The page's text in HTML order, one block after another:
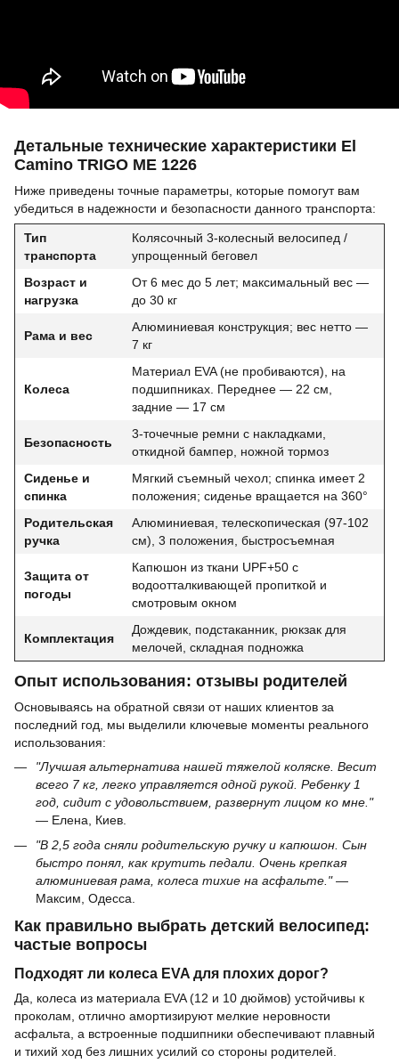
Детальные технические характеристики El
Camino TRIGO ME 1226
Ниже приведены точные параметры, которые помогут вам
убедиться в надежности и безопасности данного транспорта:
Тип
транспорта
Колясочный 3-колесный велосипед /
упрощенный беговел
Возраст и
нагрузка
От 6 мес до 5 лет; максимальный вес —
до 30 кг
Рама и вес
Алюминиевая конструкция; вес нетто —
7 кг
Колеса
Материал EVA (не пробиваются), на
подшипниках. Переднее — 22 см,
задние — 17 см
Безопасность
3-точечные ремни с накладками,
откидной бампер, ножной тормоз
Сиденье и
спинка
Мягкий съемный чехол; спинка имеет 2
положения; сиденье вращается на 360°
Родительская
ручка
Алюминиевая, телескопическая (97-102
см), 3 положения, быстросъемная
Защита от
погоды
Капюшон из ткани UPF+50 с
водоотталкивающей пропиткой и
смотровым окном
Комплектация
Дождевик, подстаканник, рюкзак для
мелочей, складная подножка
Опыт использования: отзывы родителей
Основываясь на обратной связи от наших клиентов за
последний год, мы выделили ключевые моменты реального
использования:
"Лучшая альтернатива нашей тяжелой коляске. Весит
всего 7 кг, легко управляется одной рукой. Ребенку 1
год, сидит с удовольствием, развернут лицом ко мне."
— Елена, Киев.
"В 2,5 года сняли родительскую ручку и капюшон. Сын
быстро понял, как крутить педали. Очень крепкая
алюминиевая рама, колеса тихие на асфальте."—
Максим, Одесса.
Как правильно выбрать детский велосипед:
частые вопросы
Подходят ли колеса EVA для плохих дорог?
Да, колеса из материала EVA (12 и 10 дюймов) устойчивы к
проколам, отлично амортизируют мелкие неровности
асфальта, а встроенные подшипники обеспечивают плавный
и тихий ход без лишних усилий со стороны родителей.